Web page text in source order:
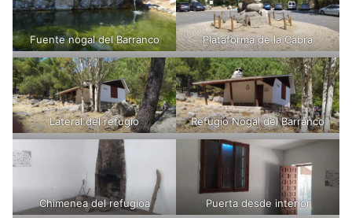
Fuente nogal del Barranco Plataforma de la Cabra
Lateral del refugio Refugio Nogal del Barranco
Chimenea del refugioa Puerta desde interior